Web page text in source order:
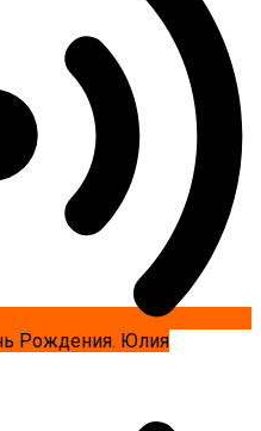
Рождения. Юлия